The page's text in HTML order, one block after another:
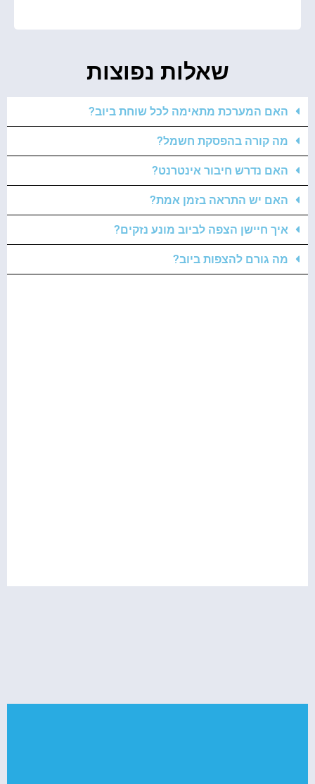
שאלות נפוצות
האם המערכת מתאימה לכל שוחת ביוב?
מה קורה בהפסקת חשמל?
האם נדרש חיבור אינטרנט?
האם יש התראה בזמן אמת?
איך חיישן הצפה לביוב מונע נזקים?
מה גורם להצפות ביוב?